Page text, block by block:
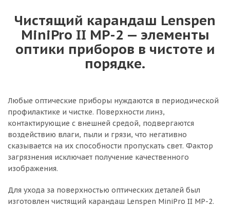
Чистящий карандаш Lenspen
MiniPro II MP-2 — элементы
оптики приборов в чистоте и
порядке.
Любые оптические приборы нуждаются в периодической
профилактике и чистке. Поверхности линз,
контактирующие с внешней средой, подвергаются
воздействию влаги, пыли и грязи, что негативно
сказывается на их способности пропускать свет. Фактор
загрязнения исключает получение качественного
изображения.
Для ухода за поверхностью оптических деталей был
изготовлен чистящий карандаш Lenspen MiniPro II MP-2.